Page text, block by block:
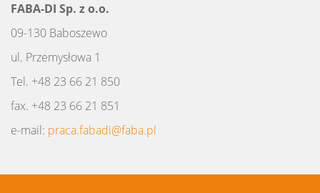
FABA-DI Sp. z o.o.
09-130 Baboszewo
ul. Przemysłowa 1
Tel. +48 23 66 21 850
fax. +48 23 66 21 851
e-mail: praca.fabadi@faba.pl